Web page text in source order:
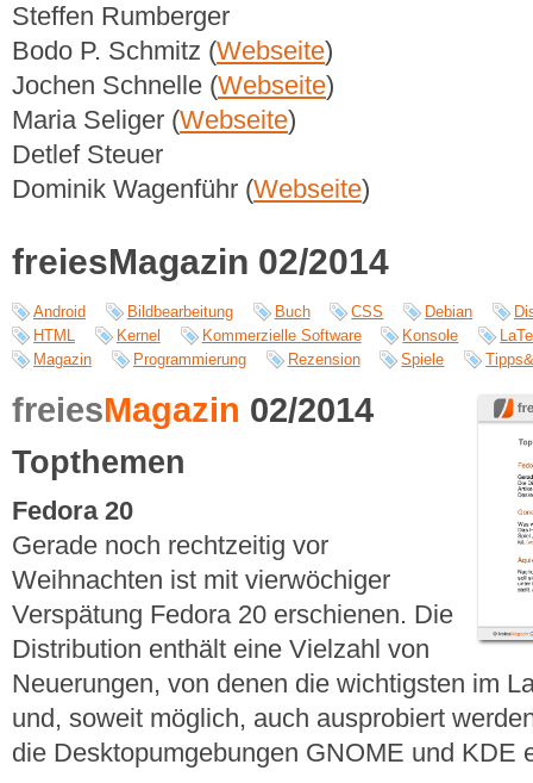
Steffen Rumberger
Bodo P. Schmitz (Webseite)
Jochen Schnelle (Webseite)
Maria Seliger (Webseite)
Detlef Steuer
Dominik Wagenführ (Webseite)
freiesMagazin 02/2014
Android Bildbearbeitung Buch CSS Debian
HTML
Kernel Kommerzielle Software Konsole
Magazin
Programmierung Rezension Spiele
freiesMagazin 02/2014
Topthemen
Fedora 20
Gerade noch rechtzeitig vor
Weihnachten ist mit vierwöchiger
Verspätung Fedora 20 erschienen. Die
Distribution enthält eine Vielzahl von
Neuerungen, von denen die wichtigsten im
und, soweit möglich, auch ausprobiert
die Desktopumgebungen GNOME und KDE